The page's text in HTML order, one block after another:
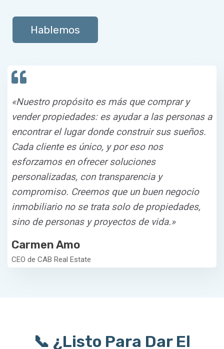
Hablemos
«Nuestro propósito es más que comprar y
vender propiedades: es ayudar a las personas a
encontrar el lugar donde construir sus sueños.
Cada cliente es único, y por eso nos
esforzamos en ofrecer soluciones
personalizadas, con transparencia y
compromiso. Creemos que un buen negocio
inmobiliario no se trata solo de propiedades,
sino de personas y proyectos de vida.»
Carmen Amo
CEO de CAB Real Estate
📞 ¿Listo Para Dar El